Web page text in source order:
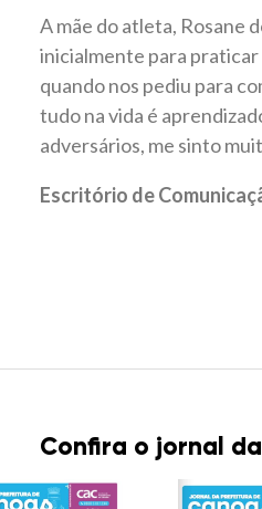
A mãe do atleta, Rosane
inicialmente para praticar
quando nos pediu para
tudo na vida é
adversários, me sinto
Escritório de
Confira o jornal